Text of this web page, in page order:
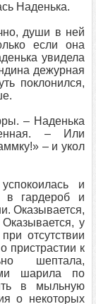
Наденька.
души в ней
если она
увидела
дежурная
поклонился,
– Наденька
– Или
– и укол
и
в гардероб и
Оказывается,
у
отсутствии
пристрастии к
шептала,
шарила по
в мыльную
о некоторых